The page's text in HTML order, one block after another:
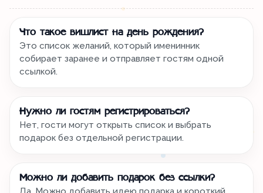
Что такое вишлист на день рождения?
Это список желаний, который именинник
собирает заранее и отправляет гостям одной
ссылкой.
Нужно ли гостям регистрироваться?
Нет, гости могут открыть список и выбрать
подарок без отдельной регистрации.
Можно ли добавить подарок без ссылки?